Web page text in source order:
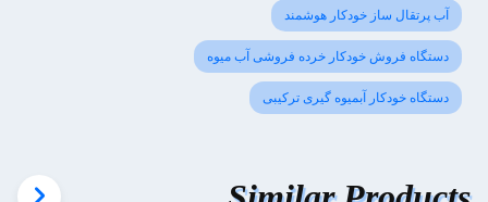
آب پرتقال ساز خودکار هوشمند
دستگاه فروش خودکار خرده فروشی آب میوه
دستگاه خودکار آبمیوه گیری ترکیبی